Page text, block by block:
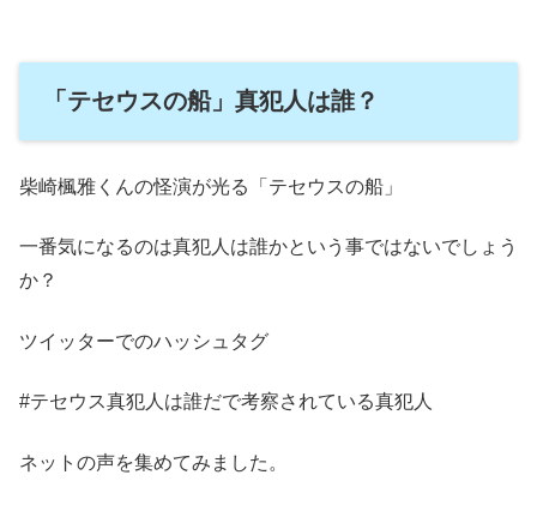
「テセウスの船」真犯人は誰？
柴崎楓雅くんの怪演が光る「テセウスの船」
一番気になるのは真犯人は誰かという事ではないでしょう
か？
ツイッターでのハッシュタグ
#テセウス真犯人は誰だで考察されている真犯人
ネットの声を集めてみました。